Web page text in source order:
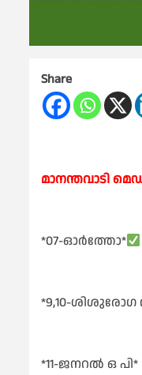
Share
മാനന്തവാടി
*07-ഓർത്തോ*
*9,10-ശിശുരോഗ
*11-ജനറൽ ഒ പി*